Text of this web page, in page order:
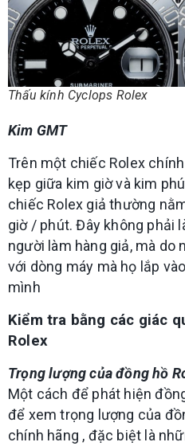
Thấu kính Cyclops Rolex
Kim GMT
Trên một chiếc Rolex
kẹp giữa kim giờ và kim
chiếc Rolex giả thường
giờ / phút. Đây không phải
người làm hàng giả, mà do
với dòng máy mà họ lắp
mình
Kiểm tra bằng các giác
Rolex
Trọng lượng của đồng hồ
Một cách để phát hiện
để xem trọng lượng của
chính hãng , đặc biệt là